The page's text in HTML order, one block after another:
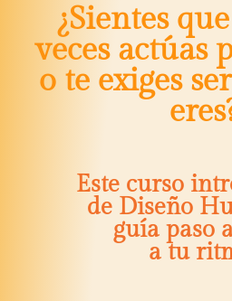
¿Sientes
veces actúas
o te exiges
Este curso
de Diseño
guía paso
a tu